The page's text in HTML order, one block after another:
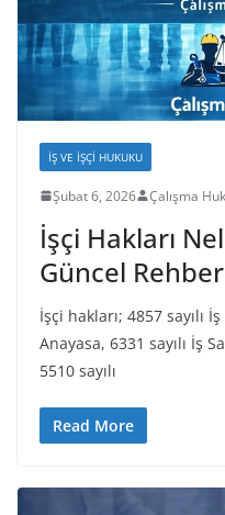
İŞ VE İŞÇI HUKUKU
Şubat 6, 2026 Çalışma
İşçi Hakları
Güncel Rehber
İşçi hakları; 4857 sayılı
Anayasa, 6331 sayılı İş
5510 sayılı
Read More